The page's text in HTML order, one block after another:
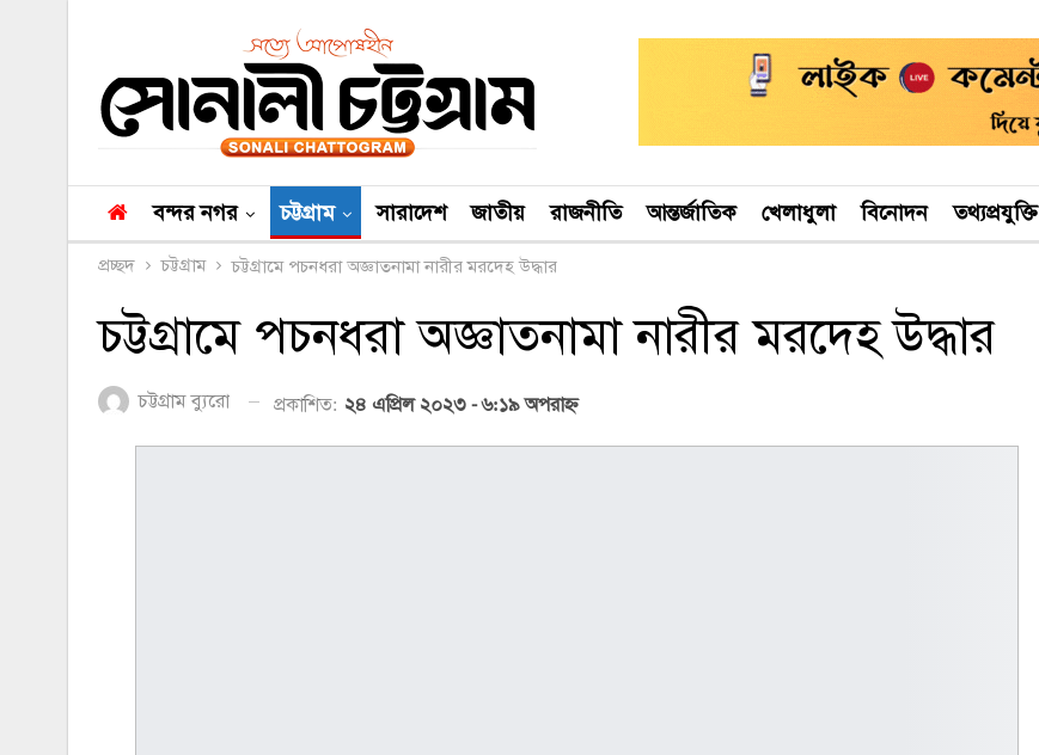
বন্দর নগর চট্টগ্রাম সারাদেশ জাতীয় রাজনীতি আন্তর্জাতিক খেলাধুলা বিনোদন তথ্যপ্রযুক্তি
প্রচ্ছদ চট্টগ্রাম চট্টগ্রামে পচনধরা অজ্ঞাতনামা নারীর মরদেহ উদ্ধার
চট্টগ্রামে পচনধরা অজ্ঞাতনামা নারীর মরদেহ উদ্ধার
চট্টগ্রাম ব্যুরো প্রকাশিত: ২৪ এপ্রিল ২০২৩ - ৬:১৯ অপরাহ্ণ